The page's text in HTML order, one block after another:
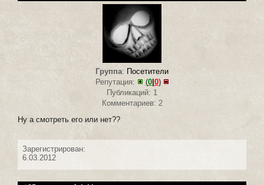
Группа: Посетители
Репутация:
(0| 0)
Публикаций: 1
Комментариев: 2
Ну а смотреть его или нет??
Зарегистрирован:
6.03.2012